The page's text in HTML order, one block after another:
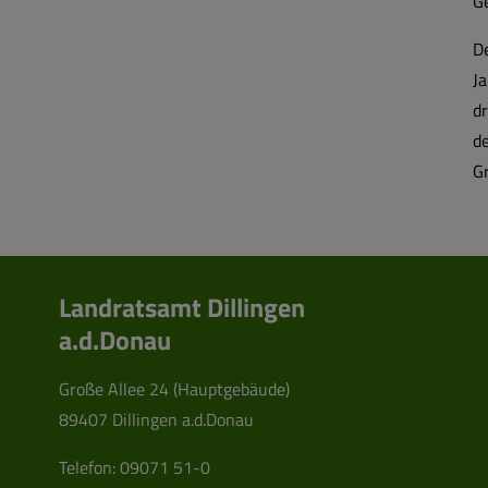
Landratsamt Dillingen
a.d.Donau
Große Allee 24 (Hauptgebäude)
89407 Dillingen a.d.Donau
Telefon:09071 51-0